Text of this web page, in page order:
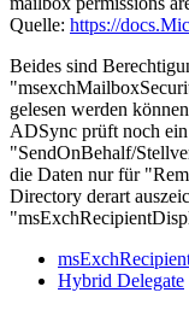
Quelle: https://
Beides sind
gelesen werden
ADSync prüft noch ein
"SendOnBehalf/
die Daten nur für
Directory derart
Hybrid Delegate